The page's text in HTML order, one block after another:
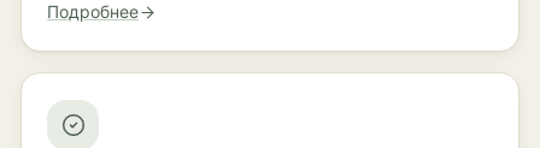
Подробнее